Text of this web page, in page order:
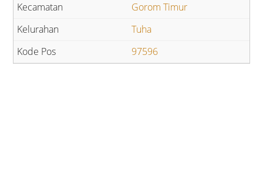
Gorom Timur
Tuha
97596